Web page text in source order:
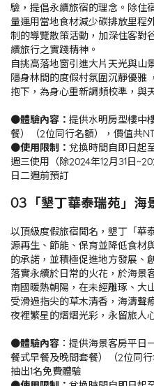
驗，提倡永續旅宿的理念。除住
量運用當地食材減少碳排放里程
制的導覽散策活動，加深住客對
續旅行之實踐精神。
自挑高落地窗引進大片天光與山
隱身林間的度假村氛圍沉靜優雅
抱下，為身心重新調頻校準，與
●體驗內容： 提供水明房型樓中
餐）（2位同行名額），價值共
●使用限制： 兌換時間自即日起
週三使用（除2024年12月31日
日二週前預訂
03 「墾丁華泰瑞苑」海
以頂級度假旅宿聞名，墾丁「華
源再生、節能、保育並降低食材
的承諾，並積極促進地方發展、
落實永續於日常的火花，於海景
南國暖熱朝陽，在未經雕琢、大
受滑過指尖的草木清香，海濤聲
夜裡繁星的熠熠光彩，永留旅人
●體驗內容 ：提供海景客房平日
餐式早餐及晚間套餐）（2位同
抽出1名免費體驗